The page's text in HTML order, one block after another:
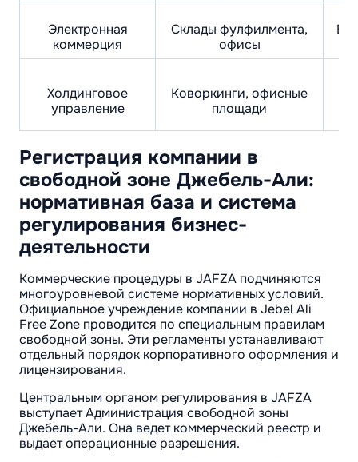
Электронная
коммерция
Склады фулфилмента,
офисы
Холдинговое
управление
Коворкинги, офисные
площади
Регистрация компании в
свободной зоне Джебель-Али:
нормативная база и система
регулирования бизнес-
деятельности
Коммерческие процедуры в JAFZA подчиняются
многоуровневой системе нормативных условий.
Официальное учреждение компании в Jebel Ali
Free Zone проводится по специальным правилам
свободной зоны. Эти регламенты устанавливают
отдельный порядок корпоративного оформления и
лицензирования.
Центральным органом регулирования в JAFZA
выступает Администрация свободной зоны
Джебель-Али. Она ведет коммерческий реестр и
выдает операционные разрешения.